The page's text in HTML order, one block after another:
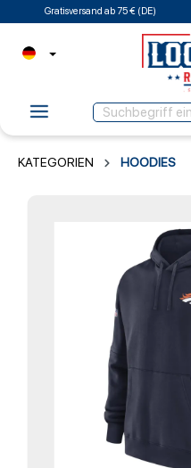
Gratisversand ab 75 € (DE)
KATEGORIEN HOODIES